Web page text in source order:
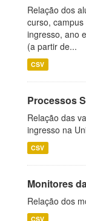
Relação dos
curso,
ingresso, ano
(a partir de...
CSV
Processos
Relação das
ingresso na
CSV
Monitores
Relação dos
CSV